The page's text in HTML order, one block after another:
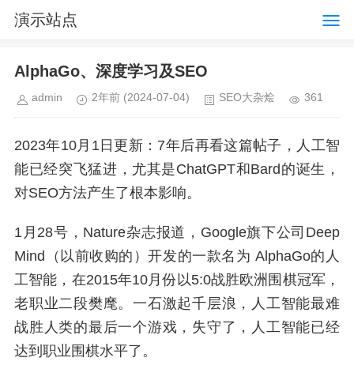
演示站点
AlphaGo、深度学习及SEO
admin 2年前 (2024-07-04) SEO大杂烩 361
2023年10月1日更新：7年后再看这篇帖子，人工智
能已经突飞猛进，尤其是ChatGPT和Bard的诞生，
对SEO方法产生了根本影响。
1月28号，Nature杂志报道，Google旗下公司Deep
Mind（以前收购的）开发的一款名为 AlphaGo的人
工智能，在2015年10月份以5:0战胜欧洲围棋冠军，
老职业二段樊麾。一石激起千层浪，人工智能最难
战胜人类的最后一个游戏，失守了，人工智能已经
达到职业围棋水平了。